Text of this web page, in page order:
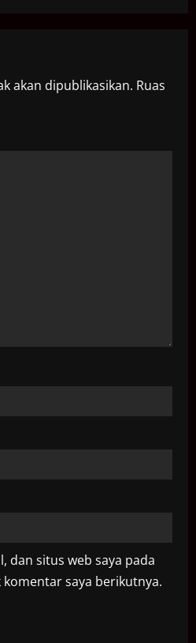
akan dipublikasikan. Ruas
dan situs web saya pada
saya berikutnya.